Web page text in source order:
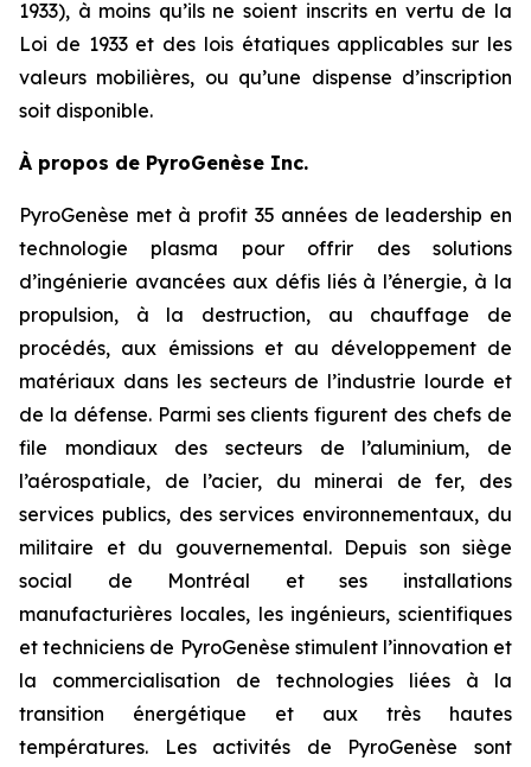
1933), à moins qu’ils ne soient inscrits en vertu de la
Loi de 1933 et des lois étatiques applicables sur les
valeurs mobilières, ou qu’une dispense d’inscription
soit disponible.
À propos de PyroGenèse Inc.
PyroGenèse met à profit 35 années de leadership en
technologie plasma pour offrir des solutions
d’ingénierie avancées aux défis liés à l’énergie, à la
propulsion, à la destruction, au chauffage de
procédés, aux émissions et au développement de
matériaux dans les secteurs de l’industrie lourde et
de la défense. Parmi ses clients figurent des chefs de
file mondiaux des secteurs de l’aluminium, de
l’aérospatiale, de l’acier, du minerai de fer, des
services publics, des services environnementaux, du
militaire et du gouvernemental. Depuis son siège
social de Montréal et ses installations
manufacturières locales, les ingénieurs, scientifiques
et techniciens de PyroGenèse stimulent l’innovation et
la commercialisation de technologies liées à la
transition énergétique et aux très hautes
températures. Les activités de PyroGenèse sont